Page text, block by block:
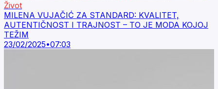
Život
MILENA VUJAČIĆ ZA STANDARD: KVALITET,
AUTENTIČNOST I TRAJNOST – TO JE MODA KOJOJ
TEŽIM
23/02/2025•07:03